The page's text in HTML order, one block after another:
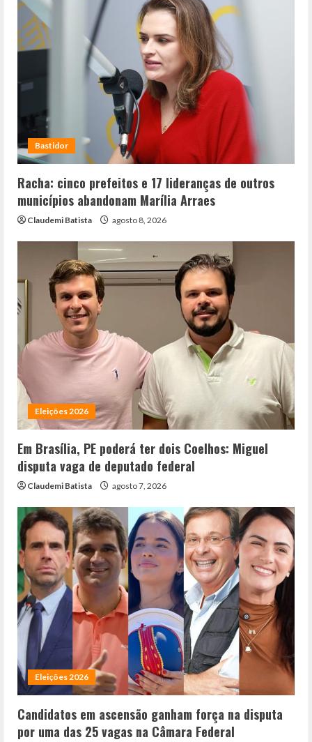
Bastidor
Racha: cinco prefeitos e 17 lideranças de outros
municípios abandonam Marília Arraes
Claudemi Batista agosto 8, 2026
Eleições 2026
Em Brasília, PE poderá ter dois Coelhos: Miguel
disputa vaga de deputado federal
Claudemi Batista agosto 7, 2026
Eleições 2026
Candidatos em ascensão ganham força na disputa
por uma das 25 vagas na Câmara Federal